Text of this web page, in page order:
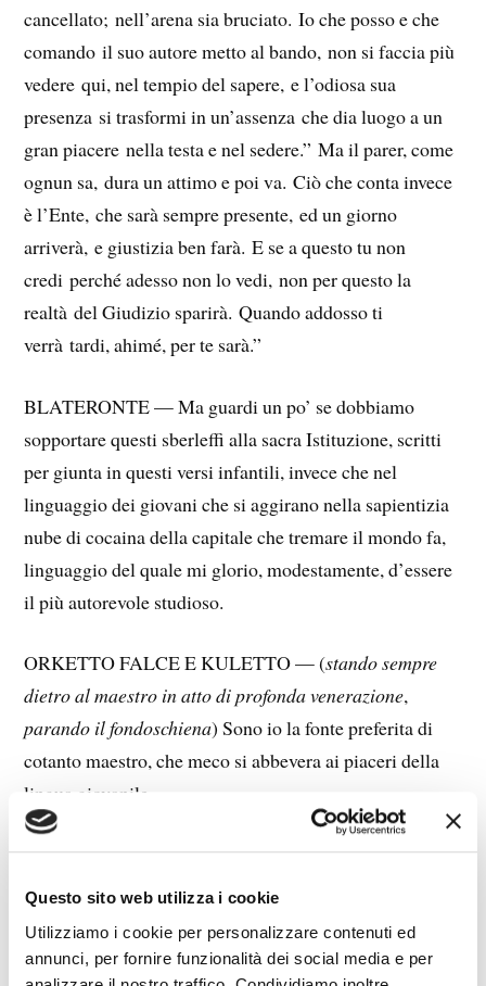
Questo sito web utilizza i cookie
Utilizziamo i cookie per personalizzare contenuti ed
annunci, per fornire funzionalità dei social media e per
cancellato; nell’arena sia bruciato. Io che posso e che
comando il suo autore metto al bando, non si faccia più
vedere qui, nel tempio del sapere, e l’odiosa sua
presenza si trasformi in un’assenza che dia luogo a un
gran piacere nella testa e nel sedere.” Ma il parer, come
ognun sa, dura un attimo e poi va. Ciò che conta invece
è l’Ente, che sarà sempre presente, ed un giorno
arriverà, e giustizia ben farà. E se a questo tu non
credi perché adesso non lo vedi, non per questo la
realtà del Giudizio sparirà. Quando addosso ti
verrà tardi, ahimé, per te sarà.”
BLATERONTE — Ma guardi un po’ se dobbiamo
sopportare questi sberleffi alla sacra Istituzione, scritti
per giunta in questi versi infantili, invece che nel
linguaggio dei giovani che si aggirano nella sapientizia
nube di cocaina della capitale che tremare il mondo fa,
linguaggio del quale mi glorio, modestamente, d’essere
il più autorevole studioso.
ORKETTO FALCE E KULETTO — (stando sempre
dietro al maestro in atto di profonda venerazione,
parando il fondoschiena) Sono io la fonte preferita di
cotanto maestro, che meco si abbevera ai piaceri della
lingua giovanile.
BLATERONTE — E tutto per colpa di quell’indegno
Indelicato e del suo testo ch’io aborro e mi tormenta più
di un porro, come il qui presente mio dilettissimo allievo
può testimoniare.